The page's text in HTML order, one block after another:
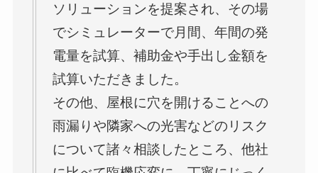
ソリューションを提案され、その場
でシミュレーターで月間、年間の発
電量を試算、補助金や手出し金額を
試算いただきました。
その他、屋根に穴を開けることへの
雨漏りや隣家への光害などのリスク
について諸々相談したところ、他社